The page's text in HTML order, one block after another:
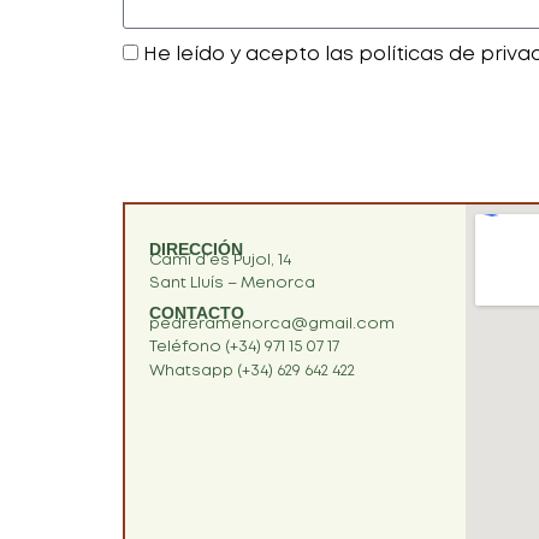
He leído y acepto las políticas de
DIRECCIÓN
Camí d’es Pujol, 14
Sant Lluís – Menorca
CONTACTO
pedreramenorca@gmail.com
Teléfono (+34) 971 15 07 17
Whatsapp (+34) 629 642 422